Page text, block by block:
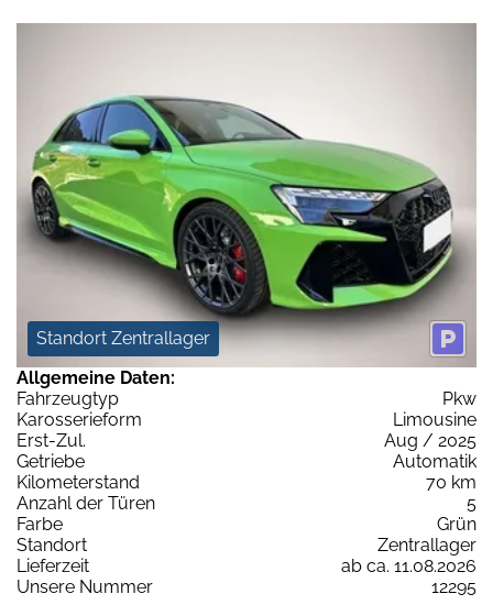
Standort Zentrallager
Allgemeine Daten:
Fahrzeugtyp
Pkw
Karosserieform
Limousine
Erst-Zul.
Aug / 2025
Getriebe
Automatik
Kilometerstand
70 km
Anzahl der Türen
5
Farbe
Grün
Standort
Zentrallager
Lieferzeit
ab ca. 11.08.2026
Unsere Nummer
12295